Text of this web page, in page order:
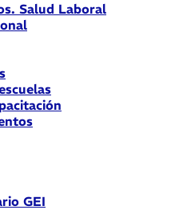
Salud Laboral
GEI